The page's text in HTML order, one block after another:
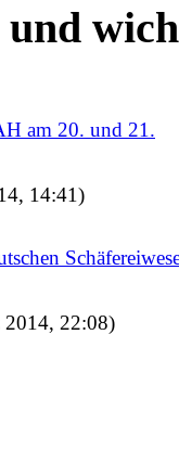
am 20. und 21.
14:41)
2014, 22:08)